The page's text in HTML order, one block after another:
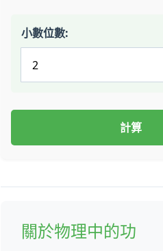
小數位數:
計算
關於物理中的功